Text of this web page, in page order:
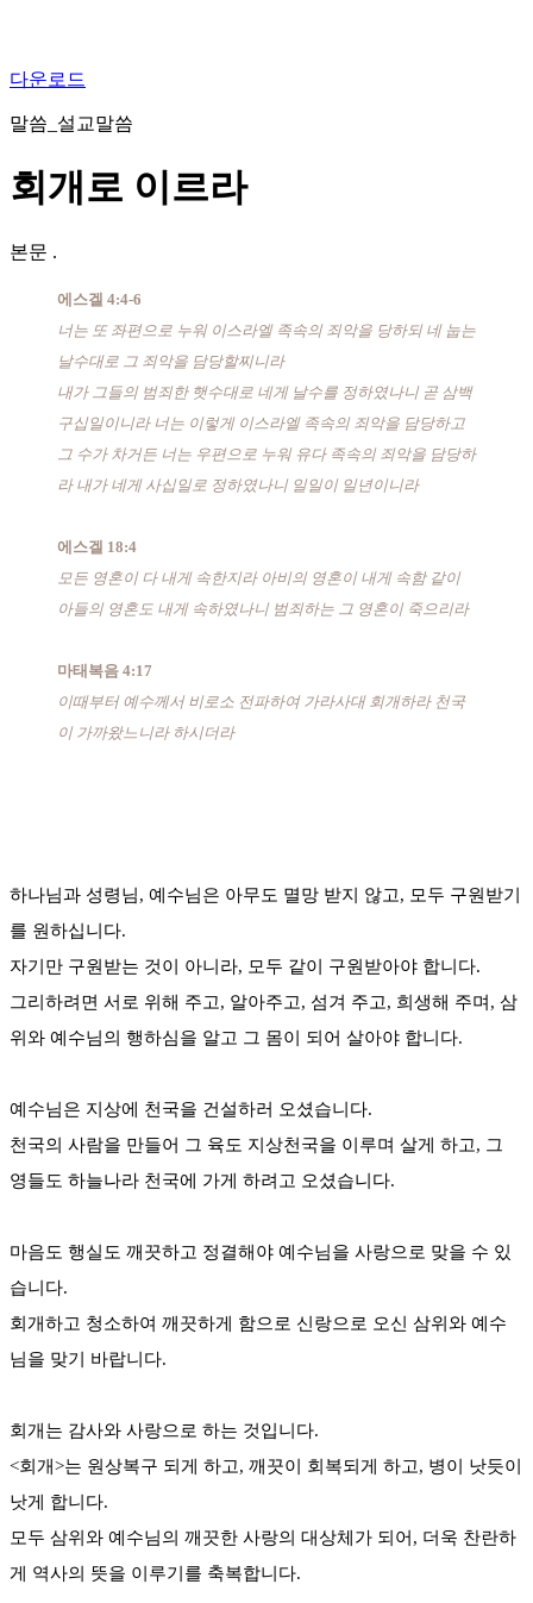
다운로드
말씀_설교말씀
회개로 이르라
본문 .
에스겔 4:4-6
너는 또 좌편으로 누워 이스라엘 족속의 죄악을 당하되 네 눕는
날수대로 그 죄악을 담당할찌니라
내가 그들의 범죄한 햇수대로 네게 날수를 정하였나니 곧 삼백
구십일이니라 너는 이렇게 이스라엘 족속의 죄악을 담당하고
그 수가 차거든 너는 우편으로 누워 유다 족속의 죄악을 담당하
라 내가 네게 사십일로 정하였나니 일일이 일년이니라
에스겔 18:4
모든 영혼이 다 내게 속한지라 아비의 영혼이 내게 속함 같이
아들의 영혼도 내게 속하였나니 범죄하는 그 영혼이 죽으리라
마태복음 4:17
이때부터 예수께서 비로소 전파하여 가라사대 회개하라 천국
이 가까왔느니라 하시더라
하나님과 성령님, 예수님은 아무도 멸망 받지 않고, 모두 구원받기
를 원하십니다.
자기만 구원받는 것이 아니라, 모두 같이 구원받아야 합니다.
그리하려면 서로 위해 주고, 알아주고, 섬겨 주고, 희생해 주며, 삼
위와 예수님의 행하심을 알고 그 몸이 되어 살아야 합니다.
예수님은 지상에 천국을 건설하러 오셨습니다.
천국의 사람을 만들어 그 육도 지상천국을 이루며 살게 하고, 그
영들도 하늘나라 천국에 가게 하려고 오셨습니다.
마음도 행실도 깨끗하고 정결해야 예수님을 사랑으로 맞을 수 있
습니다.
회개하고 청소하여 깨끗하게 함으로 신랑으로 오신 삼위와 예수
님을 맞기 바랍니다.
회개는 감사와 사랑으로 하는 것입니다.
<회개>는 원상복구 되게 하고, 깨끗이 회복되게 하고, 병이 낫듯이
낫게 합니다.
모두 삼위와 예수님의 깨끗한 사랑의 대상체가 되어, 더욱 찬란하
게 역사의 뜻을 이루기를 축복합니다.